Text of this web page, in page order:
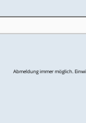
Abmeldung immer möglich.